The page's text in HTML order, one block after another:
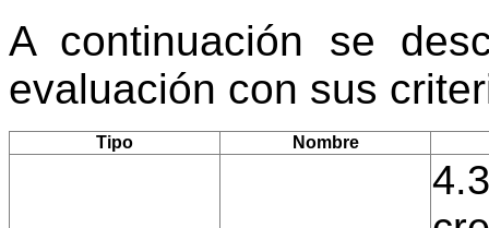
A continuación se
evaluación con sus
Tipo Nombre